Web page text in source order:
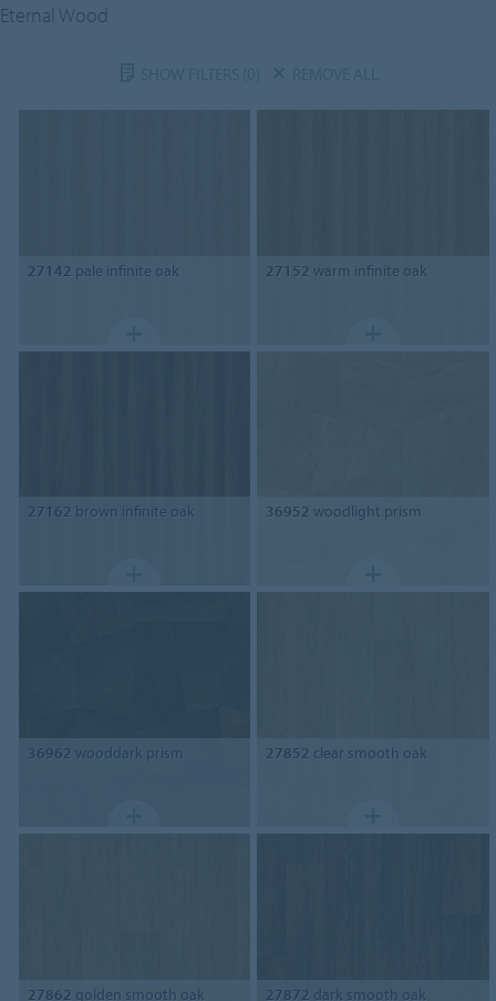
Eternal Wood
27142 pale infinite oak 27152 warm infinite oak
27162 brown infinite oak 36952 woodlight prism
36962 wooddark prism 27852 clear smooth oak
27862 golden smooth oak 27872 dark smooth oak